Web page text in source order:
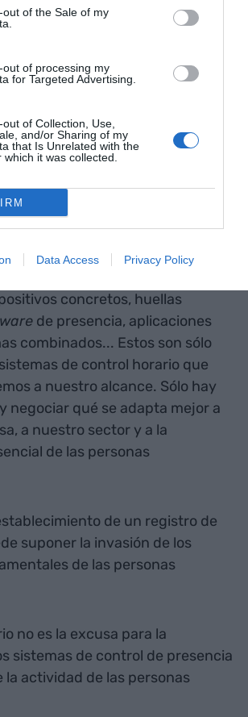
out of the Sale of my
out of processing my
for Targeted Advertising.
of Collection, Use,
and/or Sharing of my
that Is Unrelated with the
it was collected.
Data Access Privacy Policy
recordamos, que la norma
pero no establece una fórmula
lograr unas determinadas
y facilidad probatoria, cada
centro de trabajo tiene que
o el sistema de control
se adapte a sus
concretas de la empresa y/o de
de fecha, hojas de Excel,
concretos, huellas
de presencia, aplicaciones
combinados... Estos son sólo
de control horario que
a nuestro alcance. Sólo hay
negociar qué se adapta mejor a
a nuestro sector y a la
de las personas
de un registro de
suponer la invasión de los
de las personas
no es la excusa para la
sistemas de control de presencia
la actividad de las personas